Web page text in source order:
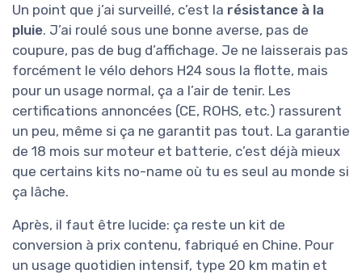
Un point que j’ai surveillé, c’est la résistance à la
pluie. J’ai roulé sous une bonne averse, pas de
coupure, pas de bug d’affichage. Je ne laisserais pas
forcément le vélo dehors H24 sous la flotte, mais
pour un usage normal, ça a l’air de tenir. Les
certifications annoncées (CE, ROHS, etc.) rassurent
un peu, même si ça ne garantit pas tout. La garantie
de 18 mois sur moteur et batterie, c’est déjà mieux
que certains kits no-name où tu es seul au monde si
ça lâche.
Après, il faut être lucide: ça reste un kit de
conversion à prix contenu, fabriqué en Chine. Pour
un usage quotidien intensif, type 20 km matin et